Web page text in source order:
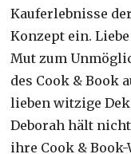
Kauferlebnisse
Konzept ein.
Mut zum
des Cook & Book
lieben witzige
Deborah hält
ihre Cook &